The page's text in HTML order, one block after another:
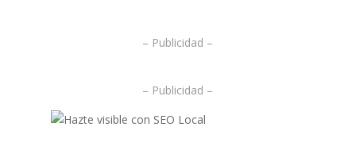
– Publicidad –
– Publicidad –